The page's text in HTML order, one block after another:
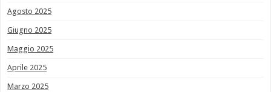
Agosto 2025
Giugno 2025
Maggio 2025
Aprile 2025
Marzo 2025